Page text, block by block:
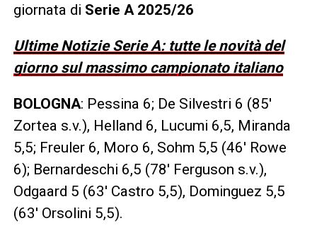
giornata di Serie A 2025/26
Ultime Notizie Serie A: tutte le novità del
giorno sul massimo campionato italiano
BOLOGNA: Pessina 6; De Silvestri 6 (85′
Zortea s.v.), Helland 6, Lucumi 6,5, Miranda
5,5; Freuler 6, Moro 6, Sohm 5,5 (46′ Rowe
6); Bernardeschi 6,5 (78′ Ferguson s.v.),
Odgaard 5 (63′ Castro 5,5), Dominguez 5,5
(63′ Orsolini 5,5).